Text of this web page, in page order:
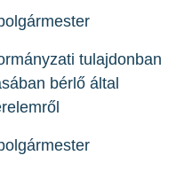
tulajdonban
bérlő által